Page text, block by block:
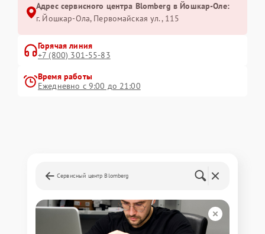
Адрес сервисного центра Blomberg в Йошкар-Оле:
г. Йошкар-Ола, Первомайская ул., 115
Горячая линия
+7 (800) 301-55-83
Время работы
Ежедневно с 9:00 до 21:00
Сервисный центр Blomberg